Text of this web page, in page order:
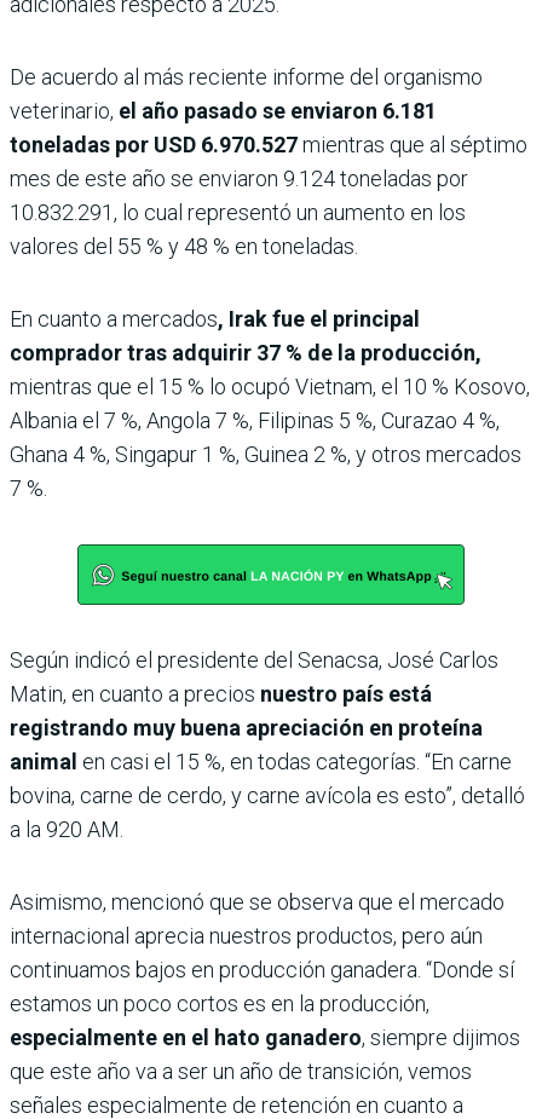
De acuerdo al más reciente informe del organismo
veterinario, el año pasado se enviaron 6.181
toneladas por USD 6.970.527mientras que al séptimo
mes de este año se enviaron 9.124 toneladas por
10.832.291, lo cual representó un aumento en los
valores del 55 % y 48 % en toneladas.
En cuanto a mercados, Irak fue el principal
comprador tras adquirir 37 % de la producción,
mientras que el 15 % lo ocupó Vietnam, el 10 % Kosovo,
Albania el 7 %, Angola 7 %, Filipinas 5 %, Curazao 4 %,
Ghana 4 %, Singapur 1 %, Guinea 2 %, y otros mercados
7 %.
Según indicó el presidente del Senacsa, José Carlos
Matin, en cuanto a precios nuestro país está
registrando muy buena apreciación en proteína
animal en casi el 15 %, en todas categorías. “En carne
bovina, carne de cerdo, y carne avícola es esto”, detalló
a la 920 AM.
Asimismo, mencionó que se observa que el mercado
internacional aprecia nuestros productos, pero aún
continuamos bajos en producción ganadera. “Donde sí
estamos un poco cortos es en la producción,
especialmente en el hato ganadero, siempre dijimos
que este año va a ser un año de transición, vemos
señales especialmente de retención en cuanto a